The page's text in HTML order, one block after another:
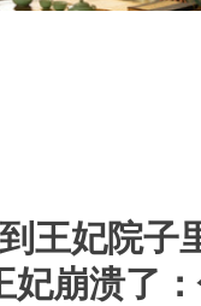
王妃院子
妃崩溃了